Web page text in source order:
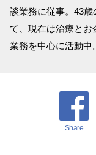
談業務に従事。43
て、現在は治療とお
業務を中心に活動中
Share